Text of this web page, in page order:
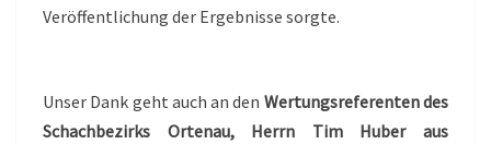
Veröffentlichung der Ergebnisse sorgte.
Unser Dank geht auch an den Wertungsreferenten des
Schachbezirks Ortenau, Herrn Tim Huber aus